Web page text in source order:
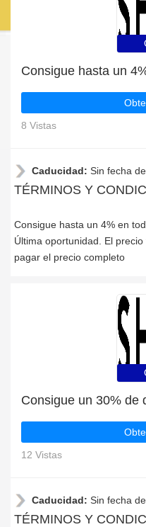
8 Vistas
Caducidad: Sin fecha
TÉRMINOS Y
Consigue hasta un 4% en
Última oportunidad. El
pagar el precio completo
12 Vistas
Caducidad: Sin fecha
TÉRMINOS Y